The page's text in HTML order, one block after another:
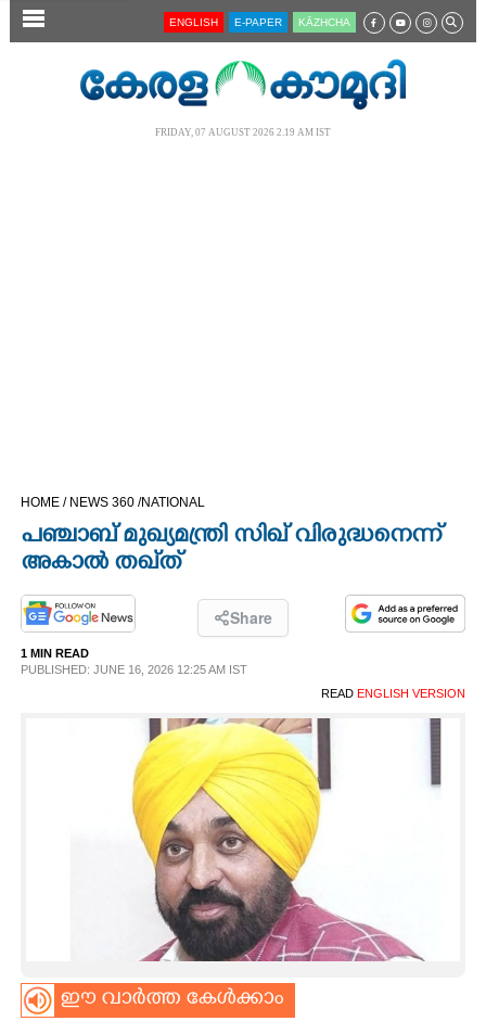
SECTIONS
CINEMA
OPINION
PHOTOS
CARTOONS
ENGLISH E-PAPER KĀZHCHA
FRIDAY, 07 AUGUST 2026 2.19 AM IST
HOME / NEWS 360 /NATIONAL
പഞ്ചാബ് മുഖ്യമന്ത്രി സിഖ് വിരുദ്ധനെന്ന്
അകാൽ തഖ്‌ത്
Share
1 MIN READ
PUBLISHED: JUNE 16, 2026 12:25 AM IST
READ ENGLISH VERSION
ഈ വാർത്ത കേൾക്കാം